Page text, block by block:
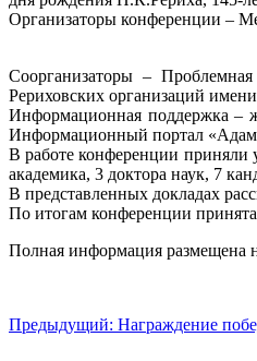
Организаторы конференции –
Соорганизаторы –
Рериховских организаций
Информационная поддержка –
Информационный портал
В работе конференции приняли
академика, 3 доктора наук, 7
В представленных докладах
По итогам конференции
Полная информация размещена
Предыдущий: Награждение